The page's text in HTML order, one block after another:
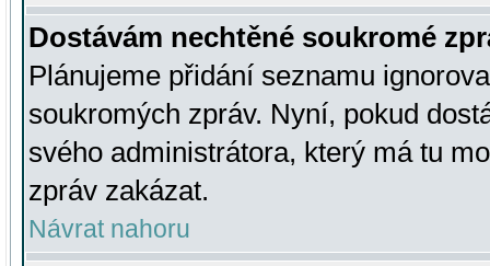
Dostávám nechtěné soukromé
Plánujeme přidání seznamu
soukromých zpráv. Nyní, pokud
svého administrátora, který má tu
zpráv zakázat.
Návrat nahoru